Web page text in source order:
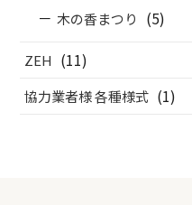
木の香まつり (5)
ZEH (11)
協力業者様 各種様式 (1)